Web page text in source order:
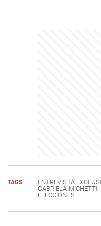
TAGS ENTREVISTA
GABRIELA MICHETTI
ELECCIONES